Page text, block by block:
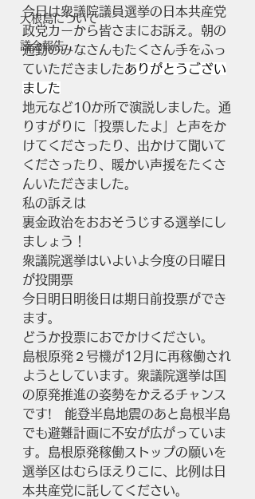
大根島について
議会報告
今日は衆議院議員選挙の日本共産党
政党カーから皆さまにお訴え。朝の
通勤のみなさんもたくさん手をふっ
ていただきましたありがとうござい
ました
地元など10か所で演説しました。通
りすがりに「投票したよ」と声をか
けてくださったり、出かけて聞いて
くださったり、暖かい声援をたくさ
んいただきました。
私の訴えは
裏金政治をおおそうじする選挙にし
ましょう！
衆議院選挙はいよいよ今度の日曜日
が投開票
今日明日明後日は期日前投票ができ
ます。
どうか投票におでかけください。
島根原発２号機が12月に再稼働され
ようとしています。衆議院選挙は国
の原発推進の姿勢をかえるチャンス
です!　能登半島地震のあと島根半島
でも避難計画に不安が広がっていま
す。島根原発稼働ストップの願いを
選挙区はむらほえりこに、比例は日
本共産党に託してください。